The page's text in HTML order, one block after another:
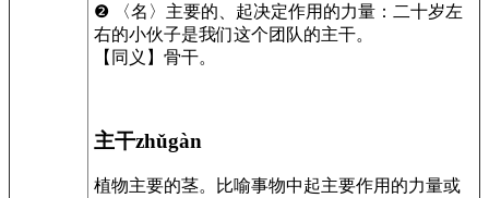
❷ 〈名〉主要的、起决定作用的力量：二十岁左
右的小伙子是我们这个团队的主干。
【同义】骨干。
主干zhǔgàn
植物主要的茎。比喻事物中起主要作用的力量或